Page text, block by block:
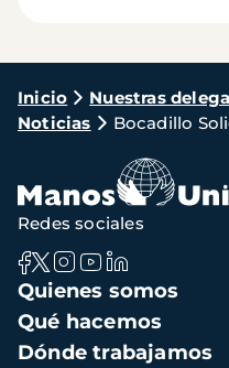
Ruta
de
navegación
Inicio Nuestras
Noticias
Bocadillo
Navegación
principal
Quienes somos
Qué hacemos
Dónde trabajamos
Redes sociales